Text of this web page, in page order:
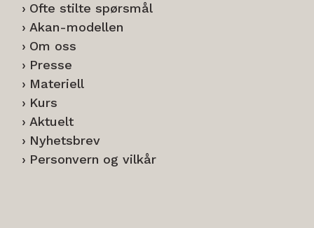
Ofte stilte spørsmål
Akan-modellen
Om oss
Presse
Materiell
Kurs
Aktuelt
Nyhetsbrev
Personvern og vilkår